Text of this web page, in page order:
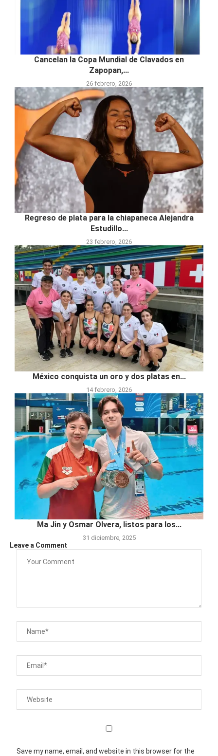
Cancelan la Copa Mundial de Clavados en
Zapopan,...
26 febrero, 2026
Regreso de plata para la chiapaneca Alejandra
Estudillo...
23 febrero, 2026
México conquista un oro y dos platas en...
14 febrero, 2026
Ma Jin y Osmar Olvera, listos para los...
31 diciembre, 2025
Leave a Comment
Save my name, email, and website in this browser for the